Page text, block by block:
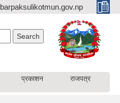
प्रकाशन राजपत्र